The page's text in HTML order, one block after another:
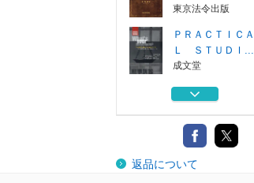
東京法令出版
ＰＲＡＣＴＩＣＡ
Ｌ ＳＴＵＤＩ...
成文堂
あなたも陥る身近
成文堂
マネー・ローンダ
リング罪 捜査...
返品について